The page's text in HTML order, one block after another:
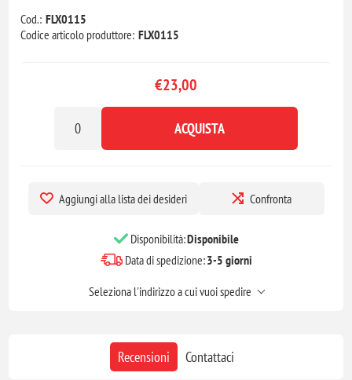
Cod.: FLX0115
Codice articolo produttore: FLX0115
€23,00
ACQUISTA
Aggiungi alla lista dei desideri Confronta
Disponibilità:Disponibile
Data di spedizione:3-5 giorni
Seleziona l'indirizzo a cui vuoi spedire
Recensioni Contattaci